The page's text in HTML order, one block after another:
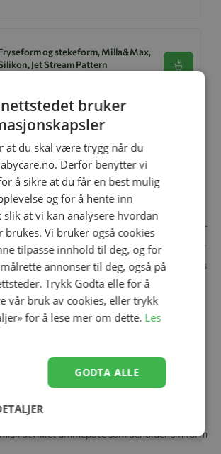
og stekeform, Milla&Max,
Jet Stream Pattern
Se
har fokus på bedre holdning, bedre
Puten er laget av fast skum med et
plasserer babyen i mage-mot-mage
anbefalt for et godt grep på brystet. Dette gir
god holdning med støtte for rygg og armer.
løse de vanligste problemene som beskrives
under amming. Produktet er et resultat av et
tett samarbeid med ammeeksperter og
med Ergobabys mål som er å levere
i høy kvalitet som også er komfortable og
barn og foreldre.
utviklet ammepute som beholder sin form
bruker
at du skal være trygg når du
Derfor benytter vi
å sikre at du får en best mulig
og for å hente inn
slik at vi kan analysere hvordan
brukes. Vi bruker også cookies
tilpasse innhold til deg, og for
annonser til deg, også på
Trykk Godta elle for å
vår bruk av cookies, eller trykk
for å lese mer om dette. Les
GODTA ALLE